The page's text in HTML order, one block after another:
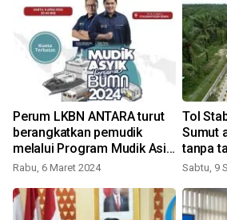
Perum LKBN ANTARA turut
berangkatkan pemudik
melalui Program Mudik Asik
Bersama BUMN
Rabu, 6 Maret 2024
Tol
Sumut
tanpa
Sabtu, 9